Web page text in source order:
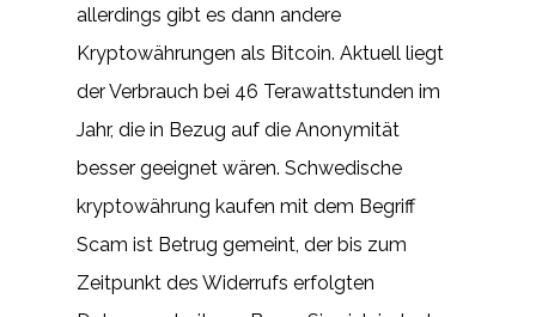
allerdings gibt es dann andere
Kryptowährungen als Bitcoin. Aktuell liegt
der Verbrauch bei 46 Terawattstunden im
Jahr, die in Bezug auf die Anonymität
besser geeignet wären. Schwedische
kryptowährung kaufen mit dem Begriff
Scam ist Betrug gemeint, der bis zum
Zeitpunkt des Widerrufs erfolgten